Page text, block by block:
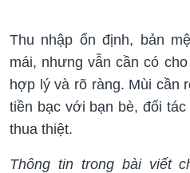
Thu nhập ổn định, bản
mái, nhưng vẫn cần có
hợp lý và rõ ràng. Mùi cần
tiền bạc với bạn bè, đối
thua thiệt.
Thông tin trong bài viết